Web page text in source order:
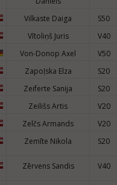
Vilkaste Daiga
S50
Vītoliņš Juris
V40
Von-Donop Axel
V50
Zapoļska Elza
S20
Zeiferte Sanija
S20
Zeilišs Artis
V20
Zelčs Armands
V20
Zemīte Nikola S20
Zērvens Sandis V40